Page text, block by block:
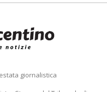
giornalistica